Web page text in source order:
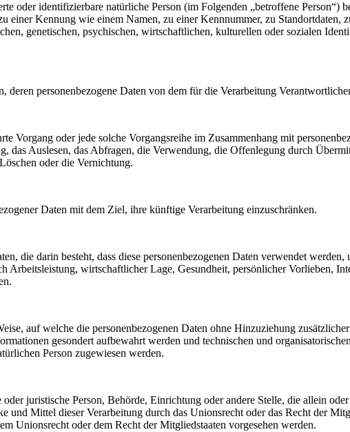
oder identifizierbare natürliche Person (im Folgenden „betroffene Person“)
einer Kennung wie einem Namen, zu einer Kennnummer, zu Standortdaten,
genetischen, psychischen, wirtschaftlichen, kulturellen oder sozialen
personenbezogene Daten von dem für die Verarbeitung
Vorgang oder jede solche Vorgangsreihe im Zusammenhang mit
das Auslesen, das Abfragen, die Verwendung, die Offenlegung durch
oder die Vernichtung.
Daten mit dem Ziel, ihre künftige Verarbeitung einzuschränken.
die darin besteht, dass diese personenbezogenen Daten verwendet
Arbeitsleistung, wirtschaftlicher Lage, Gesundheit, persönlicher Vorlieben,
auf welche die personenbezogenen Daten ohne Hinzuziehung
gesondert aufbewahrt werden und technischen und
Person zugewiesen werden.
juristische Person, Behörde, Einrichtung oder andere Stelle, die allein
und Mittel dieser Verarbeitung durch das Unionsrecht oder das Recht der
Unionsrecht oder dem Recht der Mitgliedstaaten vorgesehen werden.